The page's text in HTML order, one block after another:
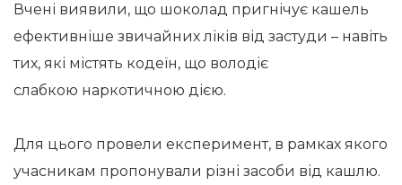
Вчені виявили, що шоколад пригнічує кашель
ефективніше звичайних ліків від застуди – навіть
тих, які містять кодеїн, що володіє
слабкою наркотичною дією.
Для цього провели експеримент, в рамках якого
учасникам пропонували різні засоби від кашлю.